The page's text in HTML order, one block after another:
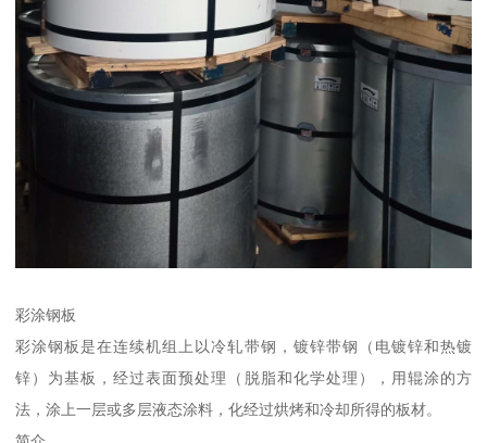
彩涂钢板
彩涂钢板是在连续机组上以冷轧带钢，镀锌带钢（电镀锌和热镀
锌）为基板，经过表面预处理（脱脂和化学处理），用辊涂的方
法，涂上一层或多层液态涂料，化经过烘烤和冷却所得的板材。